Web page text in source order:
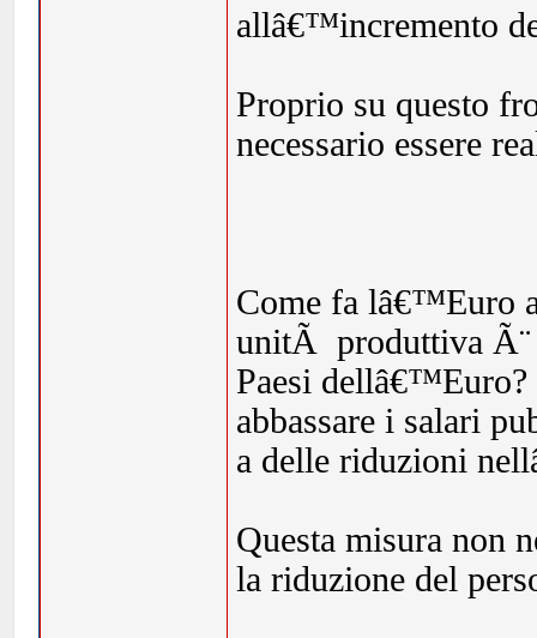
allâ€™incremento
Proprio su questo
necessario essere
Come fa lâ€™Euro
unitÃ produttiva Ã¨
Paesi dellâ€™Euro?
abbassare i salari
a delle riduzioni
Questa misura non
la riduzione del